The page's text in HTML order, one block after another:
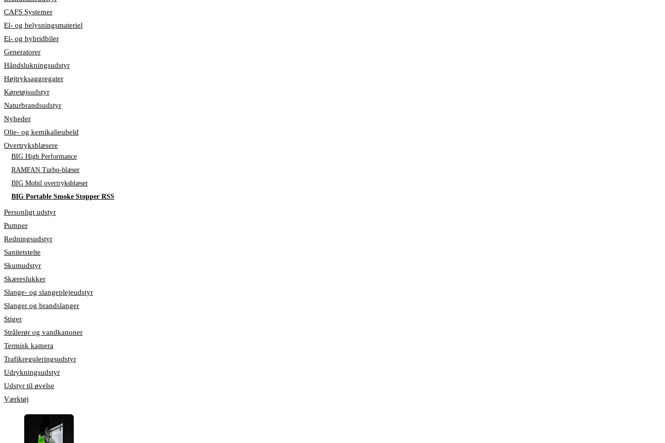
CAFS Systemer
El- og belysningsmateriel
El- og hybridbiler
Generatorer
Håndslukningsudstyr
Højtryksaggregater
Køretøjsudstyr
Naturbrandsudstyr
Nyheder
Olie- og kemikalieuheld
Overtryksblæsere
BIG High Performance
RAMFAN Turbo-blæser
BIG Mobil overtryksblæser
BIG Portable Smoke Stopper RSS
Personligt udstyr
Pumper
Redningsudstyr
Sanitetstelte
Skumudstyr
Skæreslukker
Slange- og slangeplejeudstyr
Slanger og brandslanger
Stiger
Strålerør og vandkanoner
Termisk kamera
Trafikreguleringsudstyr
Udrykningsudstyr
Udstyr til øvelse
Værktøj